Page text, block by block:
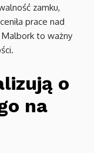
zamku,
prace nad
to ważny
o
na